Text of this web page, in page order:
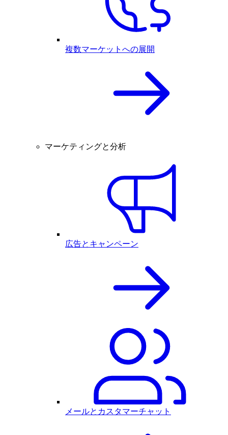
複数マーケットへの展開
マーケティングと分析
広告とキャンペーン
メールとカスタマーチャット